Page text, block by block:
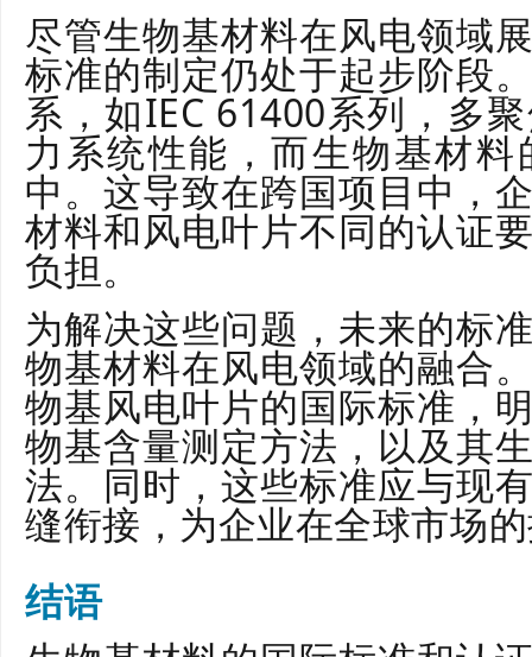
尽管生物基材料在风电领域
标准的制定仍处于起步阶段
系，如IEC 61400系列，多
力系统性能，而生物基材
中。这导致在跨国项目中，
材料和风电叶片不同的认证
负担。
为解决这些问题，未来的标
物基材料在风电领域的融合
物基风电叶片的国际标准，
物基含量测定方法，以及其
法。同时，这些标准应与现
缝衔接，为企业在全球市场
结语